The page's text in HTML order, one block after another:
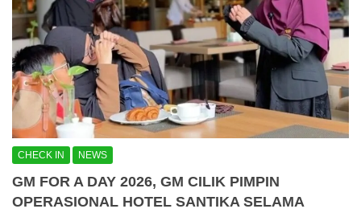
CHECK IN NEWS
GM FOR A DAY 2026, GM CILIK PIMPIN
OPERASIONAL HOTEL SANTIKA SELAMA